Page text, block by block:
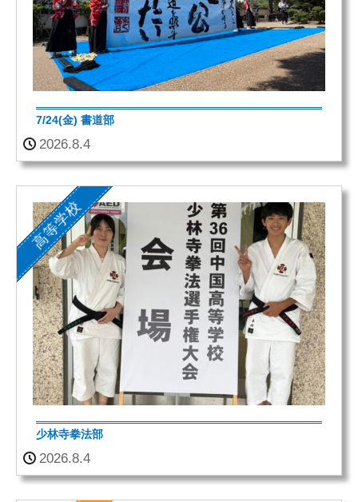
7/24(金) 書道部
2026.8.4
高等学校
少林寺拳法部
2026.8.4